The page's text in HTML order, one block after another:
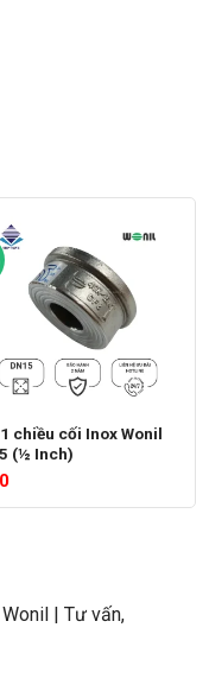
chiều cối Inox Wonil
(½ Inch)
| Tư vấn,